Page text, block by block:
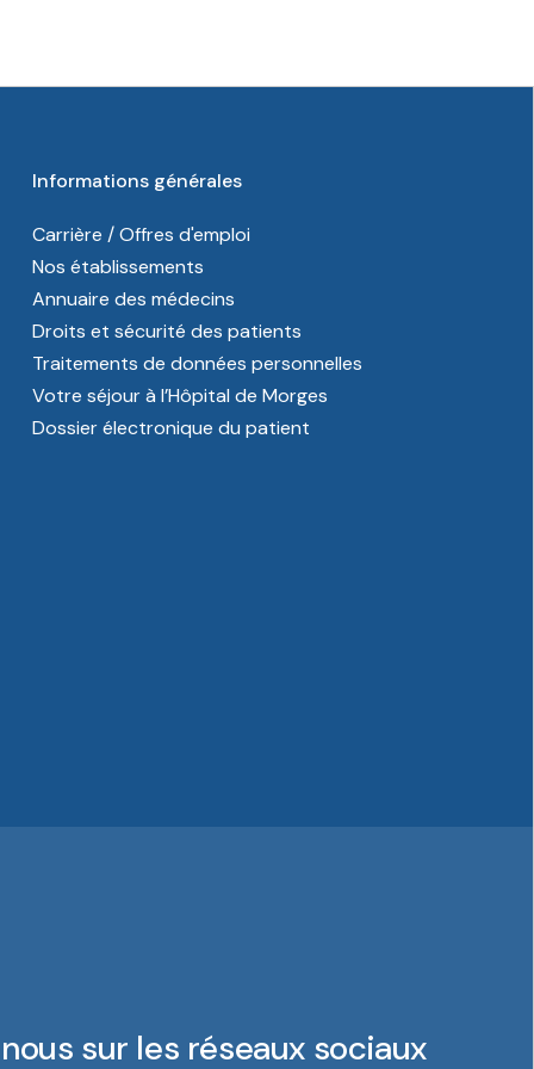
Informations générales
Carrière / Offres d'emploi
Nos établissements
Annuaire des médecins
Droits et sécurité des patients
Traitements de données personnelles
Votre séjour à l’Hôpital de Morges
Dossier électronique du patient
sur les réseaux sociaux